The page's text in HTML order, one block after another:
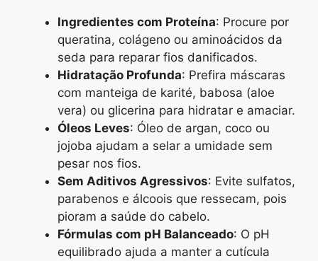
Ingredientes com Proteína: Procure por
queratina, colágeno ou aminoácidos da
seda para reparar fios danificados.
Hidratação Profunda: Prefira máscaras
com manteiga de karité, babosa (aloe
vera) ou glicerina para hidratar e amaciar.
Óleos Leves: Óleo de argan, coco ou
jojoba ajudam a selar a umidade sem
pesar nos fios.
Sem Aditivos Agressivos: Evite sulfatos,
parabenos e álcoois que ressecam, pois
pioram a saúde do cabelo.
Fórmulas com pH Balanceado: O pH
equilibrado ajuda a manter a cutícula